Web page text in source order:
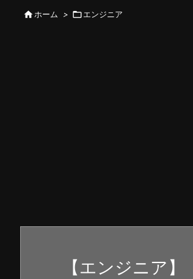
 ホーム > エンジニア
【エンジニア